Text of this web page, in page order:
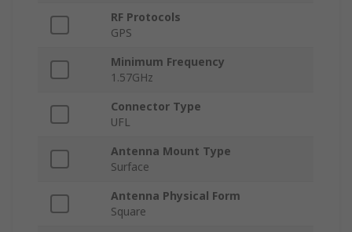
RF Protocols
GPS
Minimum Frequency
1.57GHz
Connector Type
UFL
Antenna Mount Type
Surface
Antenna Physical Form
Square